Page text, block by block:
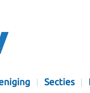
Secties